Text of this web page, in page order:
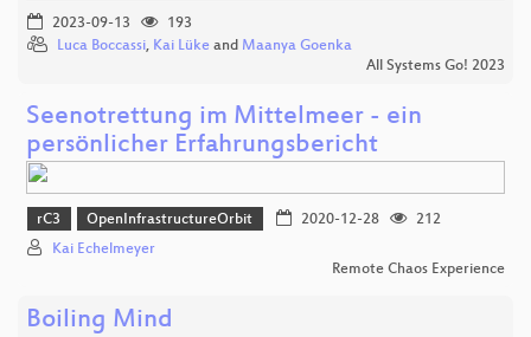
2023-09-13
193
Luca Boccassi, Kai Lüke and Maanya Goenka
All Systems Go! 2023
Seenotrettung im Mittelmeer - ein
persönlicher Erfahrungsbericht
rC3 OpenInfrastructureOrbit 2020-12-28
212
Kai Echelmeyer
Remote Chaos Experience
Boiling Mind